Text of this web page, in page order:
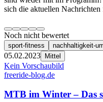
sich die aktuellen
Noch nicht bewertet
sport-fitness nachhaltigkeit-
05.02.2023 Mittel
Kein Vorschaubild
freeride-blog.de
MTB im Winter – Das